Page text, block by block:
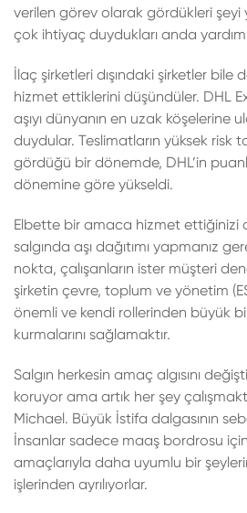
verilen görev olarak gördükleri şeyi
çok ihtiyaç duydukları anda
İlaç şirketleri dışındaki şirketler
hizmet ettiklerini düşündüler. DHL
aşıyı dünyanın en uzak köşelerine
duydular. Teslimatların yüksek risk
gördüğü bir dönemde, DHL’in
dönemine göre yükseldi.
Elbette bir amaca hizmet ettiğinizi
salgında aşı dağıtımı yapmanız
nokta, çalışanların ister müşteri
şirketin çevre, toplum ve yönetim
önemli ve kendi rollerinden büyük
kurmalarını sağlamaktır.
Salgın herkesin amaç algısını
koruyor ama artık her şey
Michael. Büyük İstifa dalgasının
İnsanlar sadece maaş bordrosu
amaçlarıyla daha uyumlu bir
işlerinden ayrılıyorlar.